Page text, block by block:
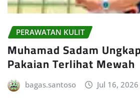
PERAWATAN KULIT
Muhamad Sadam
Pakaian Terlihat Mewah
bagas.santoso Jul 16, 2026